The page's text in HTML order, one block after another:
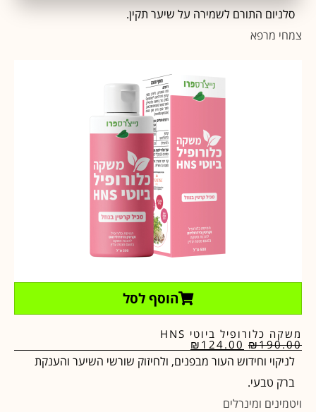
סלניום התורם לשמירה על שיער תקין.
צמחי מרפא
הוסף לסל
משקה כלורופיל ביוטי HNS
₪190.00
₪ 124.00
לניקוי וחידוש העור מבפנים, ולחיזוק שורשי השיער והענקת
ברק טבעי.
ויטמינים ומינרלים